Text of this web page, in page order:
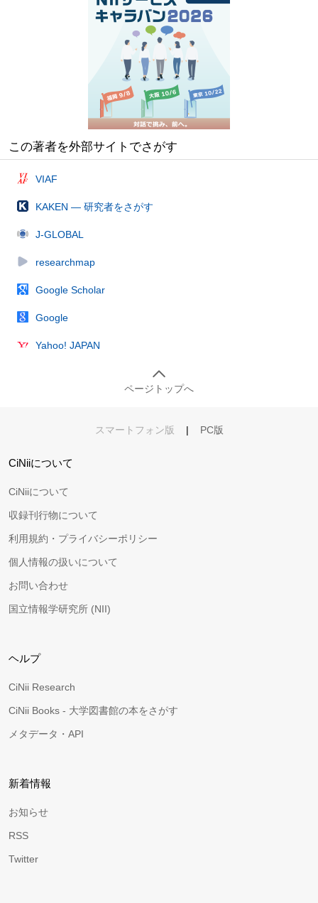
この著者を外部サイトでさがす
VIAF
KAKEN — 研究者をさがす
J-GLOBAL
researchmap
Google Scholar
Google
Yahoo! JAPAN
ページトップへ
スマートフォン版 | PC版
CiNiiについて
CiNiiについて
収録刊行物について
利用規約・プライバシーポリシー
個人情報の扱いについて
お問い合わせ
国立情報学研究所 (NII)
ヘルプ
CiNii Research
CiNii Books - 大学図書館の本をさがす
メタデータ・API
新着情報
お知らせ
RSS
Twitter